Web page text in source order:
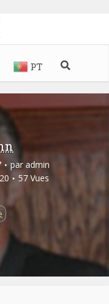
PT
par admin
57 Vues